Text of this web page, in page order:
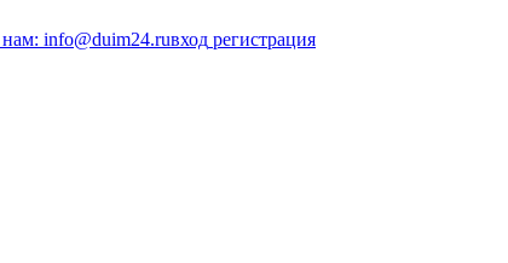
info@duim24.ruвход регистрация